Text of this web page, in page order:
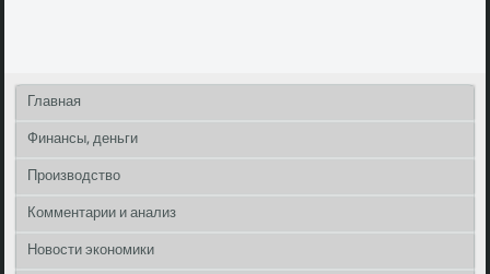
Главная
Финансы, деньги
Производство
Комментарии и анализ
Новости экономики